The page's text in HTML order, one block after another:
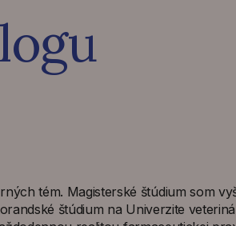
tém. Magisterské štúdium som
štúdium na Univerzite